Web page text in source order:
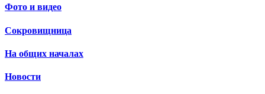
Фото и видео
Сокровищница
На общих началах
Новости